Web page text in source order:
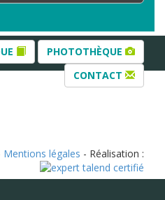
PHOTOTHÈQUE
CONTACT
Mentions légales - Réalisation :